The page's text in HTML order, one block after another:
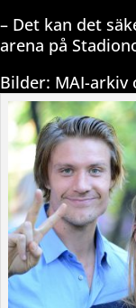
– Det kan det
arena på
Bilder: MAI-arkiv